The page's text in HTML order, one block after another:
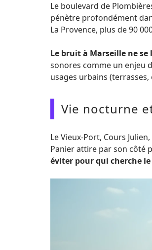
Le boulevard de
pénètre profondément
La Provence, plus de 90
Le bruit à Marseille ne
sonores comme un enjeu
usages urbains
Vie nocturne
Le Vieux-Port, Cours
Panier attire par son côté
éviter pour qui cherche